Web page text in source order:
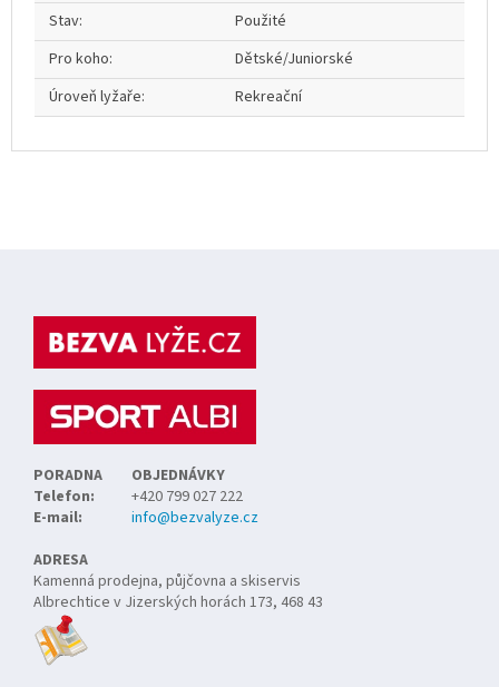
Stav:
Použité
Pro koho:
Dětské/Juniorské
Úroveň lyžaře: Rekreační
PORADNA
OBJEDNÁVKY
Telefon:
+420 799 027 222
E-mail:
info@bezvalyze.cz
ADRESA
Kamenná prodejna, půjčovna a skiservis
Albrechtice v Jizerských horách 173, 468 43